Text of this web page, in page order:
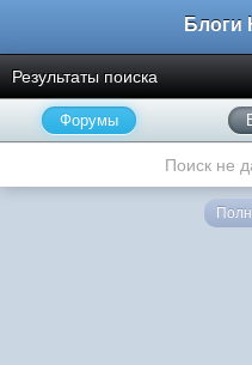
Результаты поиска
Форумы
Поиск не